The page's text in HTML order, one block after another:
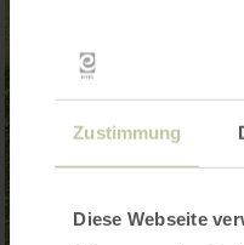
Zustimmung
Diese Webseite